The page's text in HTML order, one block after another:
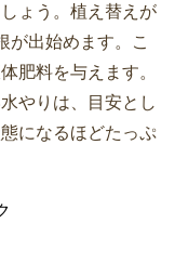
ょう。植え替えが
が出始めます。こ
肥料を与えます。
やりは、目安とし
になるほどたっぷ